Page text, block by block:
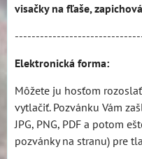
visačky na fľaše,
Elektronická forma:
Môžete ju hosťom
vytlačiť. Pozvánku Vám
JPG, PNG, PDF a potom
pozvánky na stranu) pre